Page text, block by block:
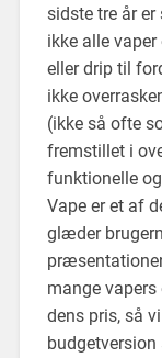
sidste tre år er
ikke alle
eller drip til
ikke
(ikke så ofte
fremstillet i
funktionelle
Vape er et af
glæder
mange
dens pris, så